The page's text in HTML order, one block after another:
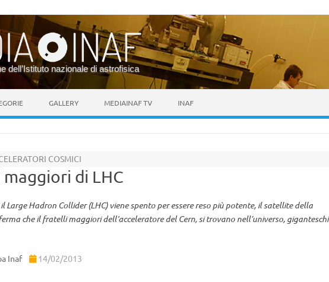
dell’Istituto nazionale di astrofisica
GALLERY MEDIAINAF TV INAF
COSMICI
di LHC
Large Hadron Collider (LHC) viene spento per essere reso più potente, il satellite della
che il fratelli maggiori dell’acceleratore del Cern, si trovano nell’universo, giganteschi
Inaf 14/02/2013